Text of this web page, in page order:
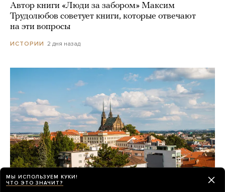
Автор книги «Люди за забором» Максим
Трудолюбов советует книги, которые отвечают
на эти вопросы
ИСТОРИИ 2 дня назад
МЫ ИСПОЛЬЗУЕМ КУКИ!
ЧТО ЭТО ЗНАЧИТ?